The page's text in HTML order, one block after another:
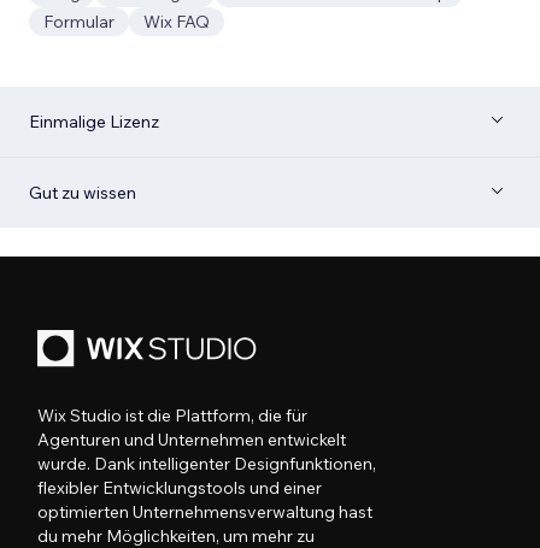
Formular
Wix FAQ
Einmalige Lizenz
Gut zu wissen
Wix Studio ist die Plattform, die für
Agenturen und Unternehmen entwickelt
wurde. Dank intelligenter Designfunktionen,
flexibler Entwicklungstools und einer
optimierten Unternehmensverwaltung hast
du mehr Möglichkeiten, um mehr zu